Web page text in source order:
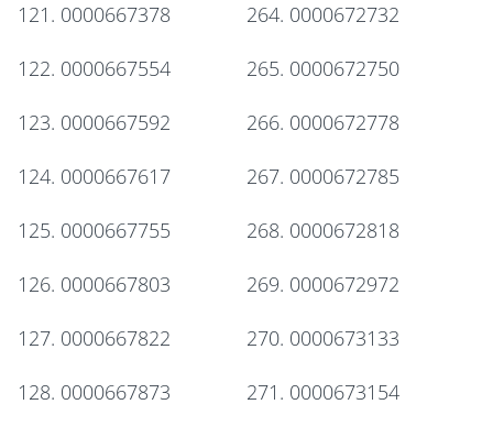
121. 0000667378
122. 0000667554
123. 0000667592
124. 0000667617
125. 0000667755
126. 0000667803
127. 0000667822
128. 0000667873
264. 0000672732
265. 0000672750
266. 0000672778
267. 0000672785
268. 0000672818
269. 0000672972
270. 0000673133
271. 0000673154